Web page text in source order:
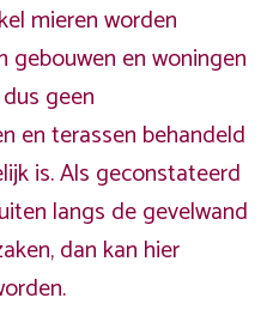
mieren worden
en woningen
geen
en terassen behandeld
is. Als geconstateerd
langs de gevelwand
dan kan hier